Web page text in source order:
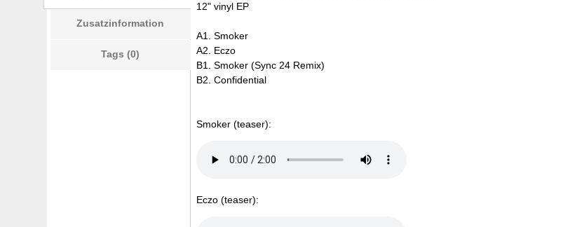
Zusatzinformation
Tags (0)
12" vinyl EP
A1. Smoker
A2. Eczo
B1. Smoker (Sync 24 Remix)
B2. Confidential
Smoker (teaser):
Eczo (teaser):